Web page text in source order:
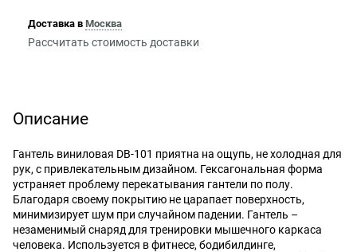
Доставка в Москва
Рассчитать стоимость доставки
Описание
Гантель виниловая DB-101 приятна на ощупь, не холодная для
рук, с привлекательным дизайном. Гексагональная форма
устраняет проблему перекатывания гантели по полу.
Благодаря своему покрытию не царапает поверхность,
минимизирует шум при случайном падении. Гантель –
незаменимый снаряд для тренировки мышечного каркаса
человека. Используется в фитнесе, бодибилдинге,